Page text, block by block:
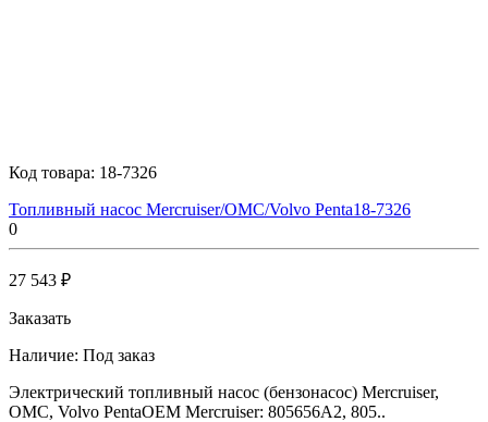
Код товара: 18-7326
Топливный насос Mercruiser/OMC/Volvo Penta18-7326
0
27 543 ₽
Заказать
Наличие: Под заказ
Электрический топливный насос (бензонасос) Mercruiser,
OMC, Volvo PentaOEM Mercruiser: 805656A2, 805..